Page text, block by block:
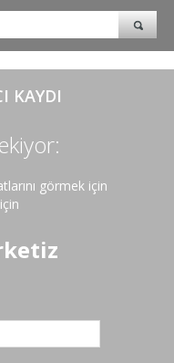
KAYDI
görmek için